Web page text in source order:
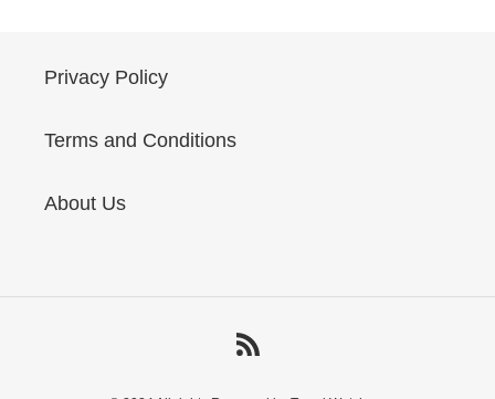
Privacy Policy
Terms and Conditions
About Us